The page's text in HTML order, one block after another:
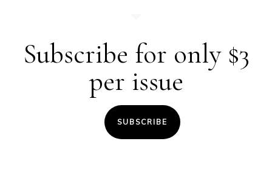
Subscribe for only $3
per issue
SUBSCRIBE